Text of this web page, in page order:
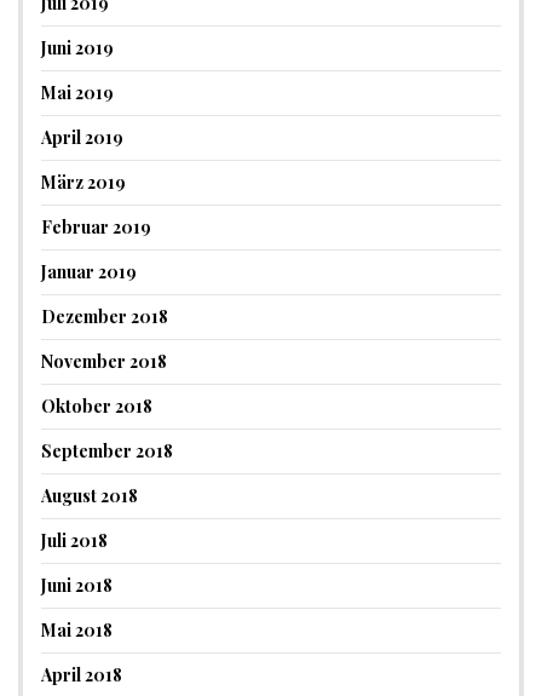
Juni 2019
Mai 2019
April 2019
März 2019
Februar 2019
Januar 2019
Dezember 2018
November 2018
Oktober 2018
September 2018
August 2018
Juli 2018
Juni 2018
Mai 2018
April 2018